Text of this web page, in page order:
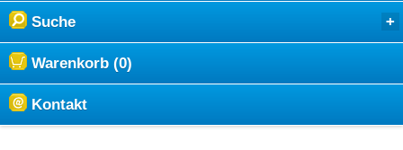
Suche
Warenkorb (0)
Kontakt